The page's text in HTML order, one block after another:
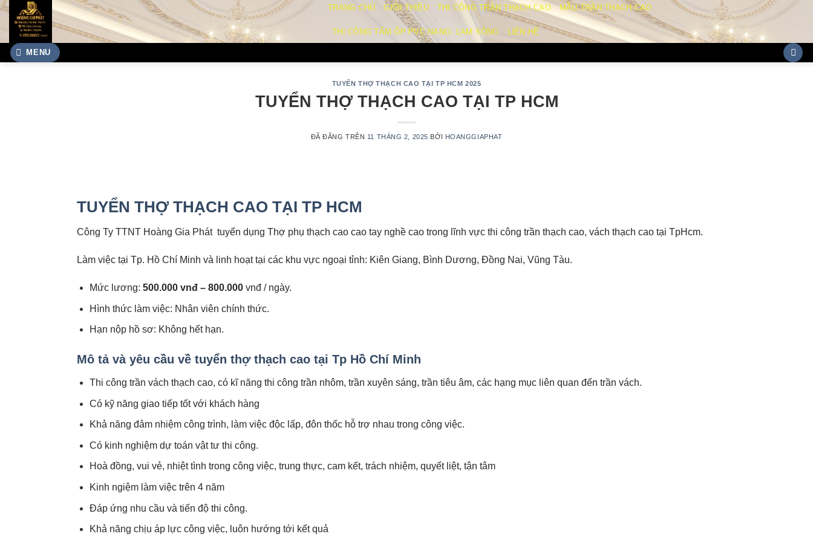
Chuyển
đến
dung
TRANG CHỦ GIỚI THIỆU THI CÔNG TRẦN THẠCH CAO MẪU TRẦN THẠCH CAO
THI CÔNG TẤM ỐP PVC NANO, LAM SÓNG LIÊN HỆ
MENU
TUYỂN THỢ THẠCH CAO TẠI TP HCM 2025
TUYỂN THỢ THẠCH CAO TẠI TP HCM
ĐÃ ĐĂNG TRÊN 11 THÁNG 2, 2025 BỞI HOANGGIAPHAT
TUYỂN THỢ THẠCH CAO TẠI TP HCM
Công Ty TTNT Hoàng Gia Phát tuyển dụng Thợ phụ thạch cao cao tay nghề cao trong lĩnh vực thi công trần thạch cao, vách thạch cao tại TpHcm.
Làm việc tại Tp. Hồ Chí Minh và linh hoạt tại các khu vực ngoại tỉnh: Kiên Giang, Bình Dương, Đồng Nai, Vũng Tàu.
Mức lương: 500.000 vnđ – 800.000vnđ / ngày.
Hình thức làm việc: Nhân viên chính thức.
Hạn nộp hồ sơ: Không hết hạn.
Mô tả và yêu cầu về tuyển thợ thạch cao tại Tp Hồ Chí Minh
Thi công trần vách thạch cao, có kĩ năng thi công trần nhôm, trần xuyên sáng, trần tiêu âm, các hạng mục liên quan đến trần vách.
Có kỹ năng giao tiếp tốt với khách hàng
Khả năng đảm nhiệm công trình, làm việc độc lấp, đôn thốc hỗ trợ nhau trong công việc.
Có kinh nghiệm dự toán vật tư thi công.
Hoà đồng, vui vẻ, nhiệt tình trong công việc, trung thực, cam kết, trách nhiệm, quyết liệt, tận tâm
Kinh ngiệm làm việc trên 4 năm
Đáp ứng nhu cầu và tiến độ thi công.
Khả năng chịu áp lực công việc, luôn hướng tới kết quả